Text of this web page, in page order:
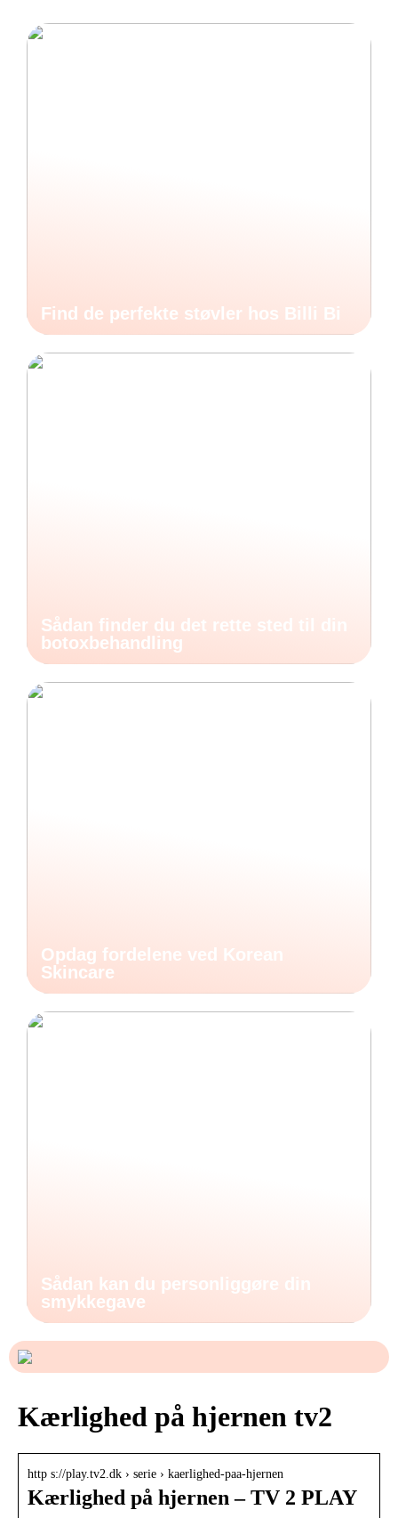
Find de perfekte støvler hos Billi Bi
Sådan finder du det rette sted til din
botoxbehandling
Opdag fordelene ved Korean
Skincare
Sådan kan du personliggøre din
smykkegave
Kærlighed på hjernen tv2
http s://play.tv2.dk › serie › kaerlighed-paa-hjernen
Kærlighed på hjernen – TV 2 PLAY